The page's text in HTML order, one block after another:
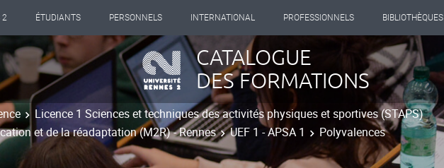
2 ÉTUDIANTS PERSONNELS INTERNATIONAL PROFESSIONNELS BIBLIOTHÈQUES
CATALOGUE
DES FORMATIONS
Licence 1 Sciences et techniques des activités physiques et sportives (STAPS)
et de la réadaptation (M2R) - Rennes
UEF 1 - APSA 1 Polyvalences